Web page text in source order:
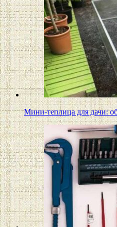
Мини-теплица для дачи: